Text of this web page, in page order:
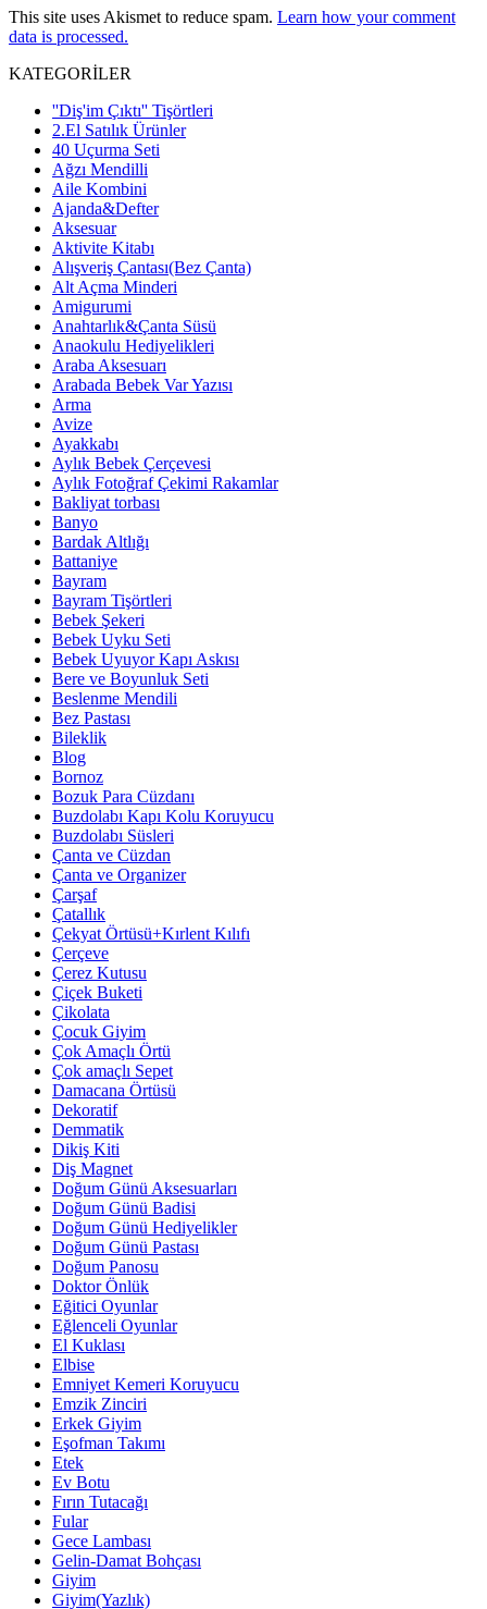
This site uses Akismet to reduce spam. Learn how your comment
data is processed.
KATEGORİLER
''Diş'im Çıktı'' Tişörtleri
2.El Satılık Ürünler
40 Uçurma Seti
Ağzı Mendilli
Aile Kombini
Ajanda&Defter
Aksesuar
Aktivite Kitabı
Alışveriş Çantası(Bez Çanta)
Alt Açma Minderi
Amigurumi
Anahtarlık&Çanta Süsü
Anaokulu Hediyelikleri
Araba Aksesuarı
Arabada Bebek Var Yazısı
Arma
Avize
Ayakkabı
Aylık Bebek Çerçevesi
Aylık Fotoğraf Çekimi Rakamlar
Bakliyat torbası
Banyo
Bardak Altlığı
Battaniye
Bayram
Bayram Tişörtleri
Bebek Şekeri
Bebek Uyku Seti
Bebek Uyuyor Kapı Askısı
Bere ve Boyunluk Seti
Beslenme Mendili
Bez Pastası
Bileklik
Blog
Bornoz
Bozuk Para Cüzdanı
Buzdolabı Kapı Kolu Koruyucu
Buzdolabı Süsleri
Çanta ve Cüzdan
Çanta ve Organizer
Çarşaf
Çatallık
Çekyat Örtüsü+Kırlent Kılıfı
Çerçeve
Çerez Kutusu
Çiçek Buketi
Çikolata
Çocuk Giyim
Çok Amaçlı Örtü
Çok amaçlı Sepet
Damacana Örtüsü
Dekoratif
Demmatik
Dikiş Kiti
Diş Magnet
Doğum Günü Aksesuarları
Doğum Günü Badisi
Doğum Günü Hediyelikler
Doğum Günü Pastası
Doğum Panosu
Doktor Önlük
Eğitici Oyunlar
Eğlenceli Oyunlar
El Kuklası
Elbise
Emniyet Kemeri Koruyucu
Emzik Zinciri
Erkek Giyim
Eşofman Takımı
Etek
Ev Botu
Fırın Tutacağı
Fular
Gece Lambası
Gelin-Damat Bohçası
Giyim
Giyim(Yazlık)